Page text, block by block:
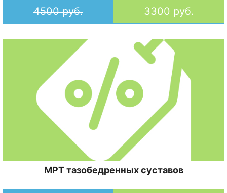
4500 руб. 3300 руб.
МРТ тазобедренных суставов